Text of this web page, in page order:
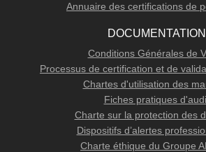
Annuaire des certifications de
DOCUMENTATION
Conditions Générales de
Processus de certification et de
Chartes d'utilisation des
Fiches pratiques
Charte sur la protection des
Dispositifs d’alertes
Charte éthique du Groupe